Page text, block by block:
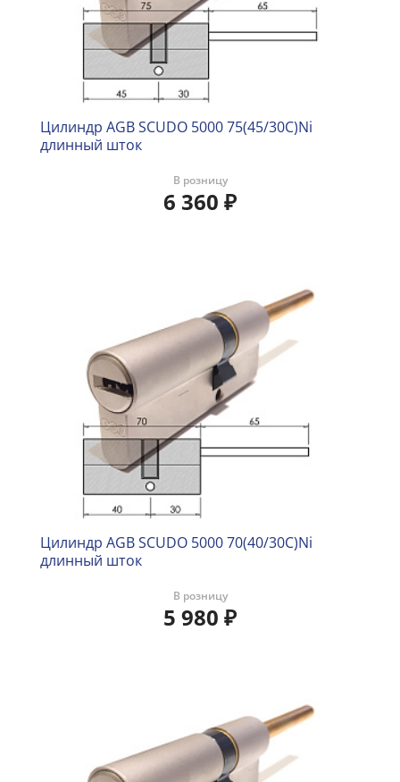
Цилиндр AGB SCUDO 5000 75(45/30C)Ni
длинный шток
В розницу
6 360 ₽
Цилиндр AGB SCUDO 5000 70(40/30C)Ni
длинный шток
В розницу
5 980 ₽